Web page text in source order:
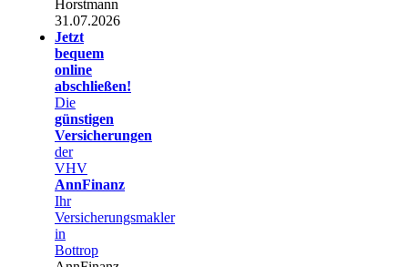
Horstmann
31.07.2026
Jetzt
bequem
online
abschließen!
Die
günstigen
Versicherungen
der
VHV
AnnFinanz
Ihr
Versicherungsmakler
in
Bottrop